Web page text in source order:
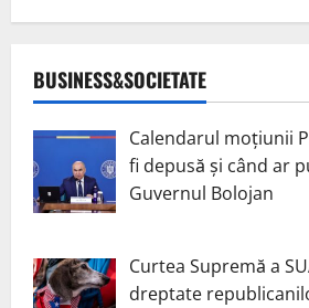
BUSINESS&SOCIETATE
Calendarul moțiunii
fi depusă și când ar
Guvernul Bolojan
Curtea Supremă a
dreptate